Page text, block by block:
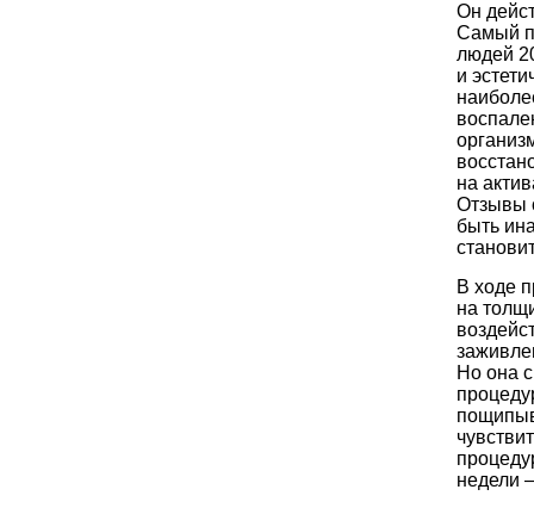
Он
Самый
людей
и
на
Отзывы
быть
В ходе
на
Но она
недели